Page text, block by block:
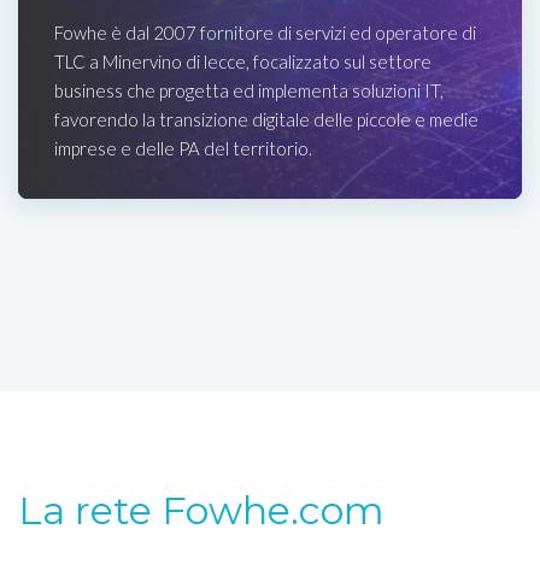
Fowhe è dal 2007 fornitore di servizi ed operatore di
TLC a Minervino di lecce, focalizzato sul settore
business che progetta ed implementa soluzioni IT,
favorendo la transizione digitale delle piccole e medie
imprese e delle PA del territorio.
La rete Fowhe.com